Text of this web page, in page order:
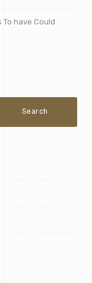
To have Could